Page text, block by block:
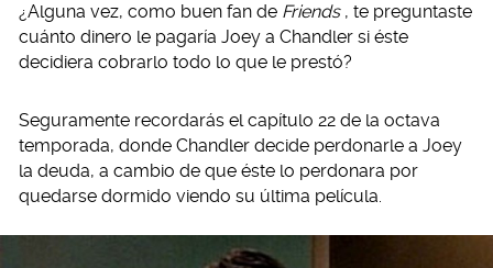
¿Alguna vez, como buen fan de Friends , te preguntaste
cuánto dinero le pagaría Joey a Chandler si éste
decidiera cobrarlo todo lo que le prestó?
Seguramente recordarás el capítulo 22 de la octava
temporada, donde Chandler decide perdonarle a Joey
la deuda, a cambio de que éste lo perdonara por
quedarse dormido viendo su última película.